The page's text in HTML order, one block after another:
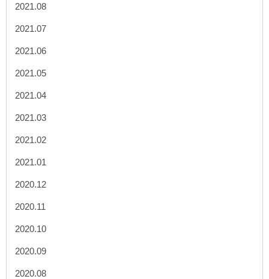
2021.08
2021.07
2021.06
2021.05
2021.04
2021.03
2021.02
2021.01
2020.12
2020.11
2020.10
2020.09
2020.08